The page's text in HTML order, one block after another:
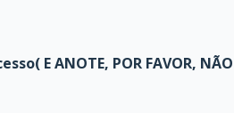
E ANOTE, POR FAVOR, NÃO